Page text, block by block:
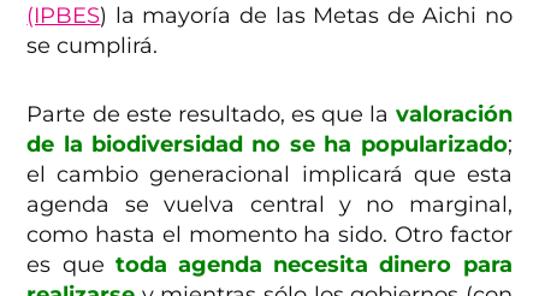
(IPBES) la mayoría de las Metas de Aichi no
se cumplirá.
Parte de este resultado, es que la valoración
de la biodiversidad no se ha popularizado;
el cambio generacional implicará que esta
agenda se vuelva central y no marginal,
como hasta el momento ha sido. Otro factor
es que toda agenda necesita dinero para